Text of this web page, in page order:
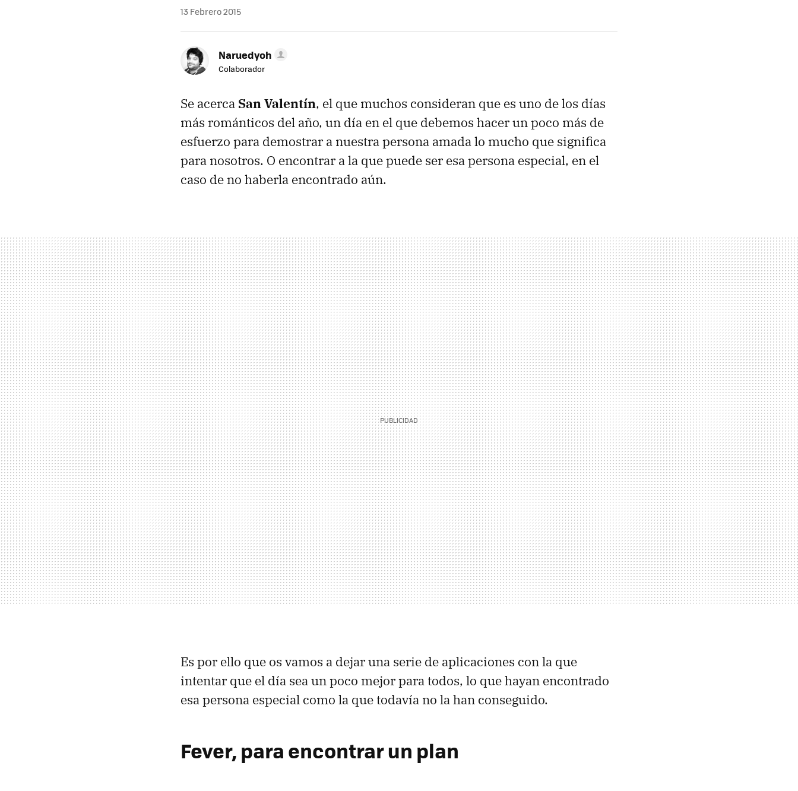
13 Febrero 2015
Naruedyoh
Colaborador
Se acerca San Valentín, el que muchos consideran que es uno de los días
más románticos del año, un día en el que debemos hacer un poco más de
esfuerzo para demostrar a nuestra persona amada lo mucho que significa
para nosotros. O encontrar a la que puede ser esa persona especial, en el
caso de no haberla encontrado aún.
Es por ello que os vamos a dejar una serie de aplicaciones con la que
intentar que el día sea un poco mejor para todos, lo que hayan encontrado
esa persona especial como la que todavía no la han conseguido.
Fever, para encontrar un plan